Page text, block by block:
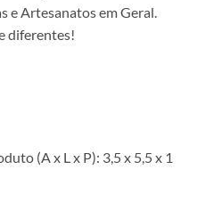
e Artesanatos em Geral.
diferentes!
(A x L x P): 3,5 x 5,5 x 1